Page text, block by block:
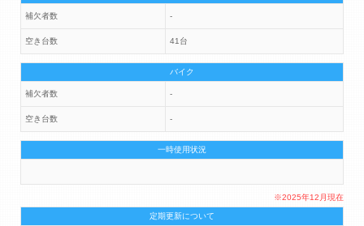
補欠者数 -
空き台数 41台
バイク
補欠者数 -
空き台数 -
一時使用状況
※2025年12月現在
定期更新について